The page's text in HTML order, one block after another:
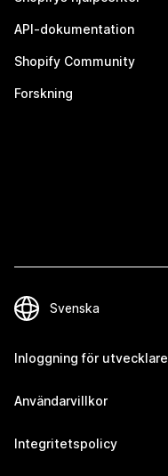
API-dokumentation
Shopify Community
Forskning
Inloggning för utvecklare
Användarvillkor
Integritetspolicy